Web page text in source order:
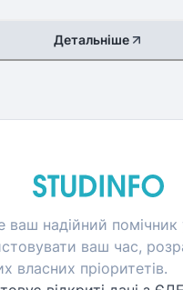
Детальніше
надійний помічник
ваш час,
пріоритетів.